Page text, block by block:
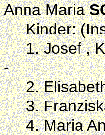
Anna Maria
Kinder:
1. Josef ,
-
2. Elisabeth
3.
4. Maria